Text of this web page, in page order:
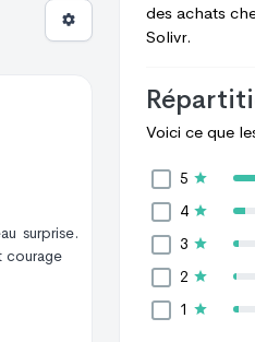
surprise.
courage
des achats
Solivr.
Voici ce que
5
4
3
2
1